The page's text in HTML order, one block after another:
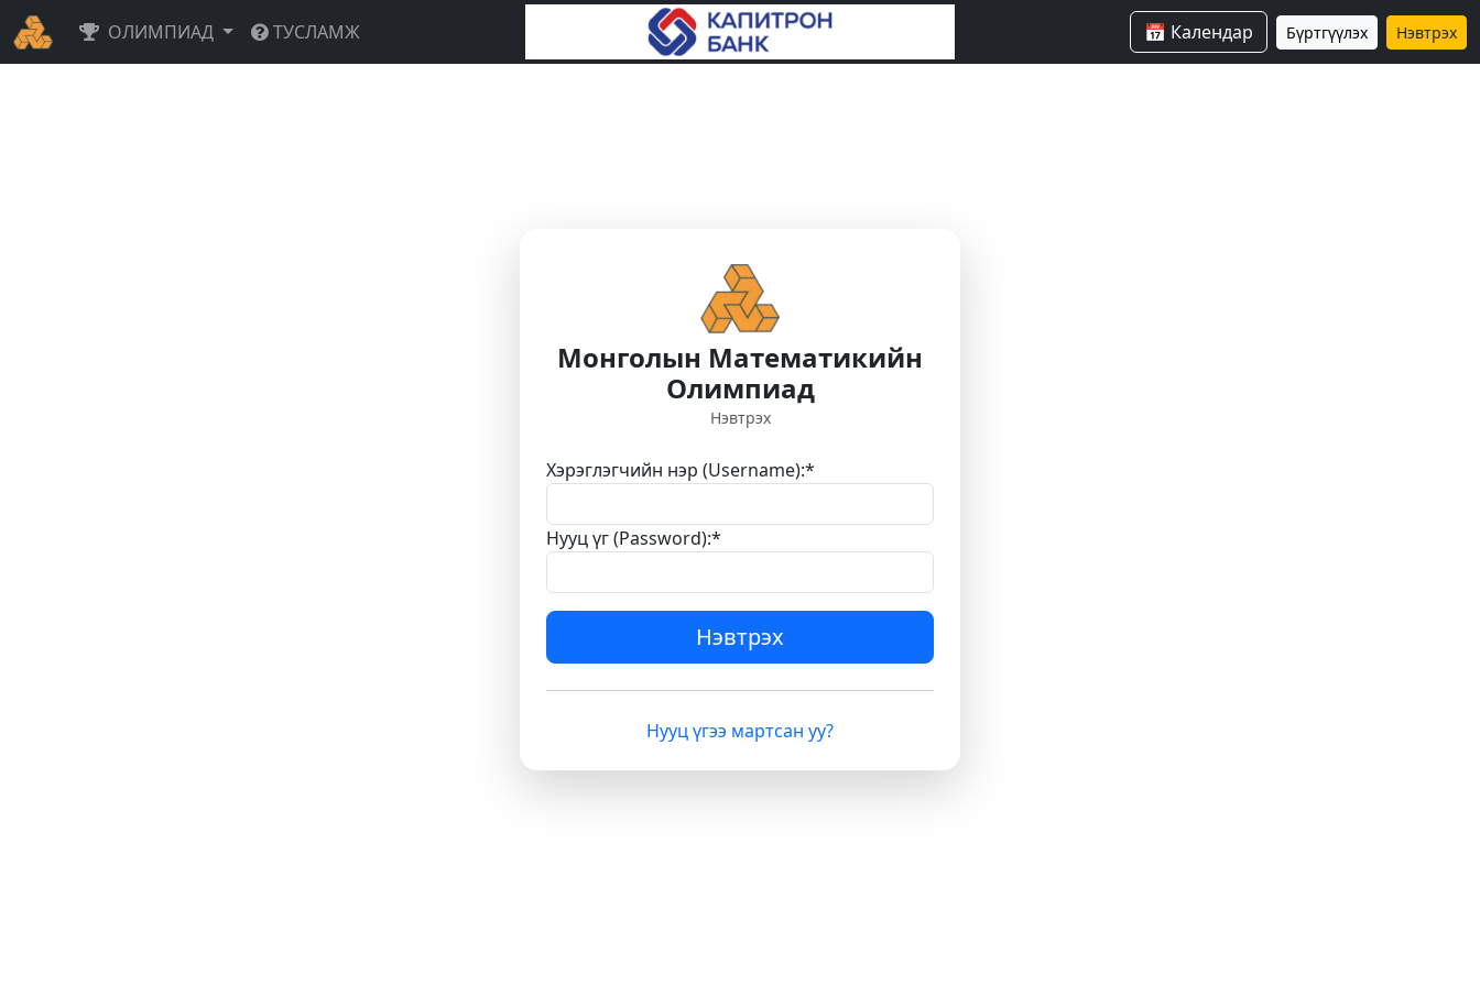
ОЛИМПИАД ТУСЛАМЖ 📅 Календар Бүртгүүлэх Нэвтрэх
Монголын Математикийн
Олимпиад
Нэвтрэх
Хэрэглэгчийн нэр (Username):*
Нууц үг (Password):*
Нэвтрэх
Нууц үгээ мартсан уу?